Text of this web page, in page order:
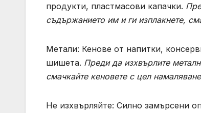
продукти, пластмасови капачки.
съдържанието им и ги изплакнете,
Метали: Кенове от напитки,
шишета. Преди да изхвърлите
смачкайте кеновете с цел
Не изхвърляйте: Силно замърсени